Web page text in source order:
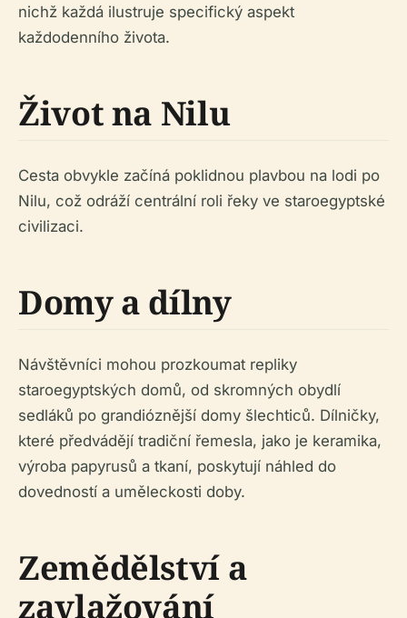
nichž každá ilustruje specifický aspekt
každodenního života.
Život na Nilu
Cesta obvykle začíná poklidnou plavbou na lodi po
Nilu, což odráží centrální roli řeky ve staroegyptské
civilizaci.
Domy a dílny
Návštěvníci mohou prozkoumat repliky
staroegyptských domů, od skromných obydlí
sedláků po grandióznější domy šlechticů. Dílničky,
které předvádějí tradiční řemesla, jako je keramika,
výroba papyrusů a tkaní, poskytují náhled do
dovedností a uměleckosti doby.
Zemědělství a
zavlažování